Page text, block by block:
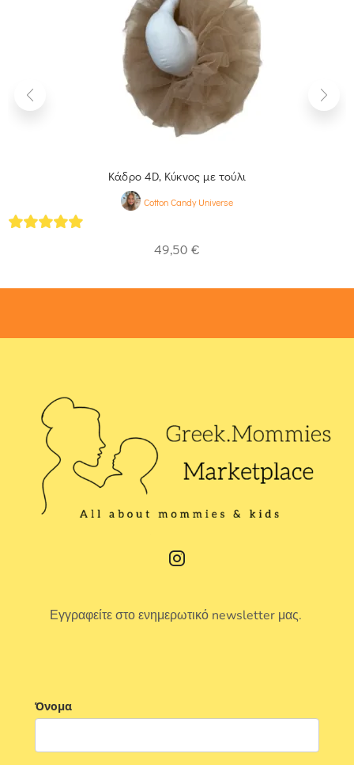
Κάδρο 4D, Κύκνος με τούλι
Cotton Candy Universe
49,50 €
Εγγραφείτε στο ενημερωτικό newsletter μας.
Όνομα